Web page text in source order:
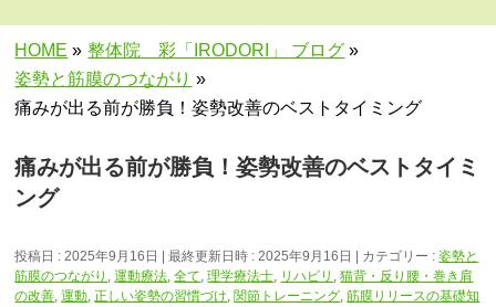
HOME » 整体院 彩「IRODORI」 ブログ »
姿勢と筋膜のつながり »
痛みが出る前が勝負！姿勢改善のベストタイミング
痛みが出る前が勝負！姿勢改善のベストタイミ
ング
投稿日 : 2025年9月16日 最終更新日時 : 2025年9月16日 カテゴリー :姿勢と
筋膜のつながり ,運動療法,全て,理学療法士, リハビリ ,猫背・反り腰・巻き肩
の改善,運動,正しい姿勢の習慣づけ, 関節トレーニング,筋膜リリースの基礎知